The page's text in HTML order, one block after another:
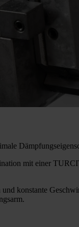
mit einer
konstante